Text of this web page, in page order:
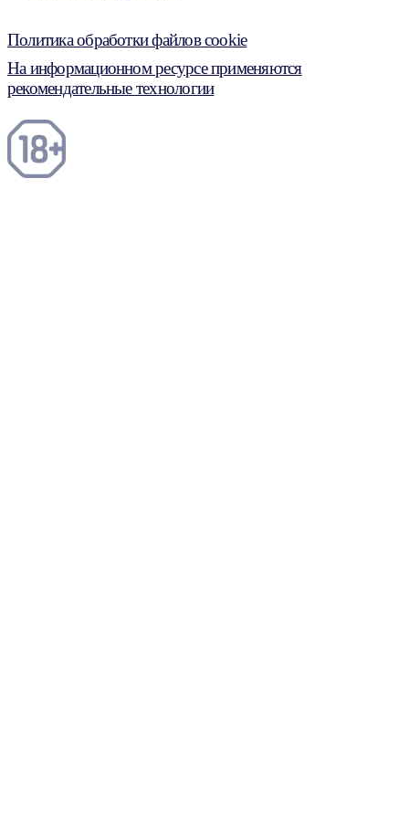
Политика обработки файлов cookie
На информационном ресурсе применяются
рекомендательные технологии